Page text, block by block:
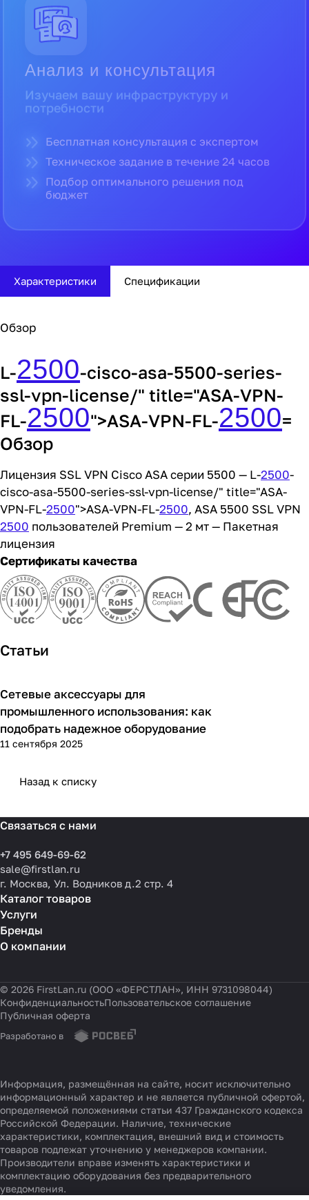
Изучаем вашу инфраструктуру и
потребности
Техническое задание в течение 24 часов
Подбор оптимального решения под
бюджет
Характеристики Спецификации
Обзор
L-2500-cisco-asa-5500-series-
ssl-vpn-license/" title="ASA-VPN-
FL-2500">ASA-VPN-FL-2500=
Обзор
Лицензия SSL VPN Cisco ASA серии 5500 — L-2500-
cisco-asa-5500-series-ssl-vpn-license/" title="ASA-
VPN-FL-2500">ASA-VPN-FL-2500, ASA 5500 SSL VPN
2500 пользователей Premium — 2 мт — Пакетная
лицензия
Сертификаты качества
Статьи
Советы покупателям
Сетевые аксессуары для
промышленного использования: как
подобрать надежное оборудование
11 сентября 2025
Назад к списку
Связаться с нами
+7 495 649-69-62
sale@firstlan.ru
г. Москва, Ул. Водников д.2 стр. 4
Каталог товаров
Услуги
Бренды
О компании
© 2026 FirstLan.ru (ООО «ФЕРСТЛАН», ИНН 9731098044)
КонфиденциальностьПользовательское соглашение
Публичная оферта
Разработано в
Информация, размещённая на сайте, носит исключительно
информационный характер и не является публичной офертой,
определяемой положениями статьи 437 Гражданского кодекса
Российской Федерации. Наличие, технические
характеристики, комплектация, внешний вид и стоимость
товаров подлежат уточнению у менеджеров компании.
Производители вправе изменять характеристики и
комплектацию оборудования без предварительного
уведомления.